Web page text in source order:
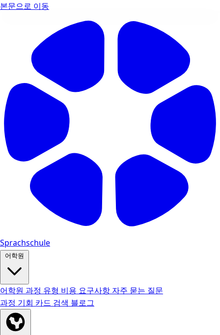
본문으로 이동
Sprachschule
어학원
어학원 과정 유형 비용 요구사항 자주 묻는 질문
과정 기회 카드 검색 블로그